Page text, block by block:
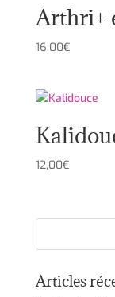
Arthri+
16,00€
12,00€
Articles